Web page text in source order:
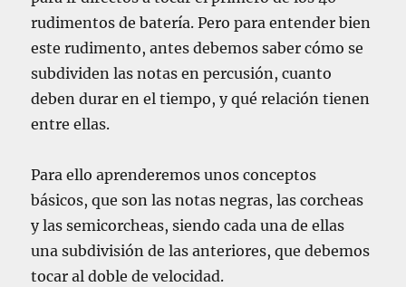
rudimentos de batería. Pero para entender bien
este rudimento, antes debemos saber cómo se
subdividen las notas en percusión, cuanto
deben durar en el tiempo, y qué relación tienen
entre ellas.
Para ello aprenderemos unos conceptos
básicos, que son las notas negras, las corcheas
y las semicorcheas, siendo cada una de ellas
una subdivisión de las anteriores, que debemos
tocar al doble de velocidad.